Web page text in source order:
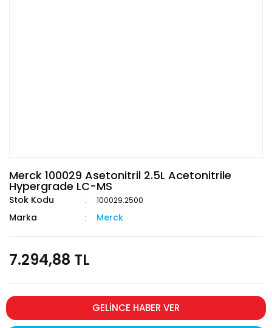
Merck 100029 Asetonitril 2.5L Acetonitrile
Hypergrade LC-MS
Stok Kodu 100029.2500
Marka Merck
7.294,88 TL
GELİNCE HABER VER